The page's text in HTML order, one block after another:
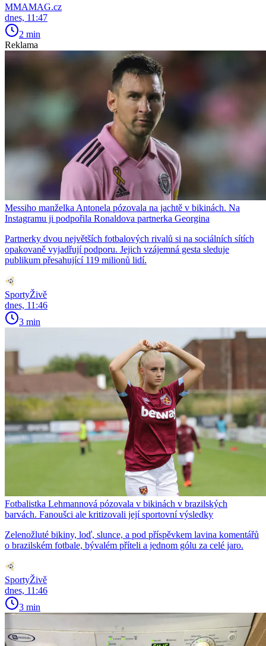
MMAMAG.cz
dnes, 11:47
2 min
Reklama
Messiho manželka Antonela pózovala na jachtě v bikinách. Na
Instagramu ji podpořila Ronaldova partnerka Georgina
Partnerky dvou největších fotbalových rivalů si na sociálních sítích
opakovaně vyjadřují podporu. Jejich vzájemná gesta sleduje
publikum přesahující 119 milionů lidí.
SportyŽivě
dnes, 11:46
3 min
Fotbalistka Lehmannová pózovala v bikinách v brazilských
barvách. Fanoušci ale kritizovali její sportovní výsledky
Zelenožluté bikiny, loď, slunce, a pod příspěvkem lavina komentářů
o brazilském fotbale, bývalém příteli a jednom gólu za celé jaro.
SportyŽivě
dnes, 11:46
3 min